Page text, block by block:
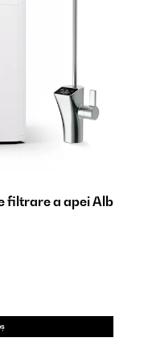
filtrare a apei Alb